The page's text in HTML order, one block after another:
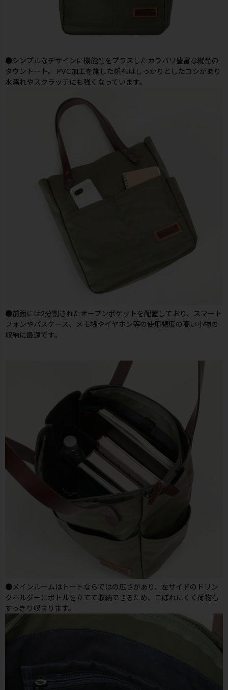
●シンプルなデザインに機能性をプラスしたカラバリ豊富な縦型の
タウントート。 PVC加工を施した帆布はしっかりとしたコシがあり
水濡れやスクラッチにも強くなっています。
●前面には2分割されたオープンポケットを配置しており、スマート
フォンやパスケース、メモ帳やイヤホン等の使用頻度の高い小物の
収納に最適です。
●メインルームはトートならではの広さがあり、左サイドのドリン
クホルダーにボトルを立てて収納できるため、こぼれにくく荷物も
すっきり収まります。